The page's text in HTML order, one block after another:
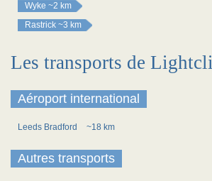
Wyke ~2 km
Rastrick ~3 km
Les transports de
Aéroport international
Leeds Bradford ~18 km
Autres transports